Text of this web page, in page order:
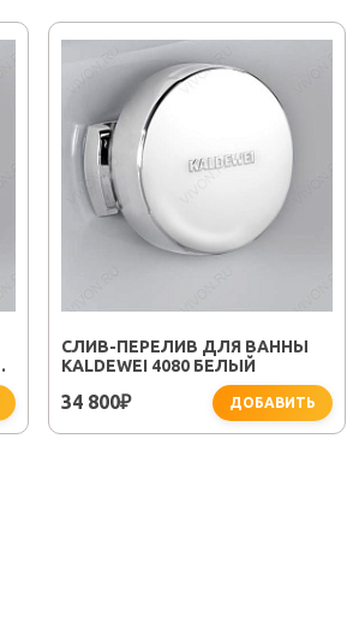
СЛИВ-ПЕРЕЛИВ ДЛЯ ВАННЫ
KALDEWEI 4080 БЕЛЫЙ
34 800₽ ДОБАВИТЬ